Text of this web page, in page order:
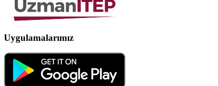
Uygulamalarımız